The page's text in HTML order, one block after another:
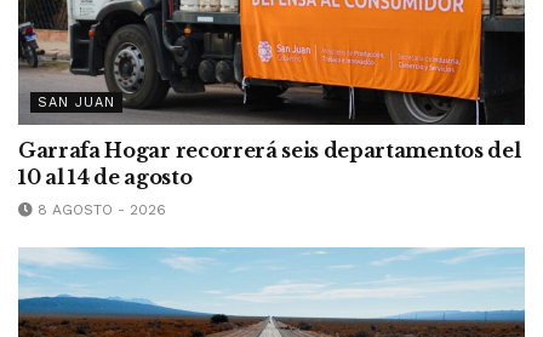
SAN JUAN
Garrafa Hogar recorrerá seis departamentos del
10 al 14 de agosto
8 AGOSTO - 2026